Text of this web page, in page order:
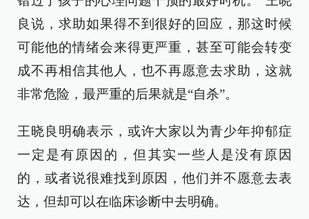
良说，求助如果得不到很好的回应，那这时候
可能他的情绪会来得更严重，甚至可能会转变
成不再相信其他人，也不再愿意去求助，这就
非常危险，最严重的后果就是“自杀”。
王晓良明确表示，或许大家以为青少年抑郁症
一定是有原因的，但其实一些人是没有原因
的，或者说很难找到原因，他们并不愿意去表
达，但却可以在临床诊断中去明确。